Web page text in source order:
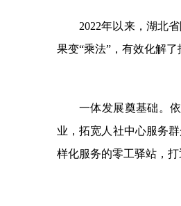
2022年以来，湖北
果变“乘法”，有效化解
一体发展奠基础。
业，拓宽人社中心服务
样化服务的零工驿站，